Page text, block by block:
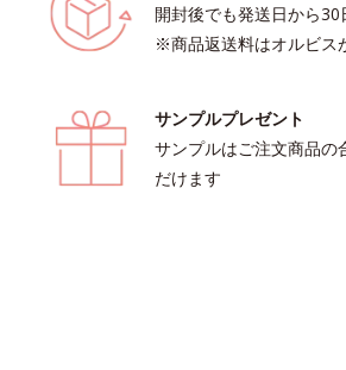
開封後でも発送日から
※商品返送料はオルビス
サンプルプレゼント
サンプルはご注文商品の
だけます